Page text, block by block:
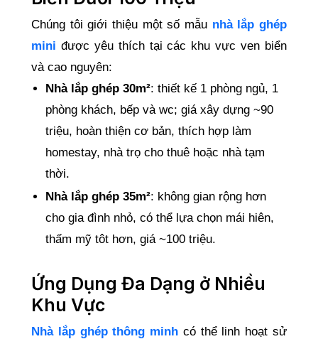
Chúng tôi giới thiệu một số mẫu nhà lắp ghép
mini được yêu thích tại các khu vực ven biển
và cao nguyên:
Nhà lắp ghép 30m²: thiết kế 1 phòng ngủ, 1
phòng khách, bếp và wc; giá xây dựng ~90
triệu, hoàn thiện cơ bản, thích hợp làm
homestay, nhà trọ cho thuê hoặc nhà tạm
thời.
Nhà lắp ghép 35m²: không gian rộng hơn
cho gia đình nhỏ, có thể lựa chọn mái hiên,
thấm mỹ tôt hơn, giá ~100 triệu.
Ứng Dụng Đa Dạng ở Nhiều
Khu Vực
Nhà lắp ghép thông minh có thể linh hoạt sử